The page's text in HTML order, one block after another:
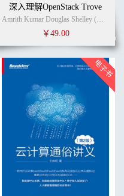
深入理解OpenStack Trove
Amrith Kumar Douglas Shelley (作者)
￥49.00